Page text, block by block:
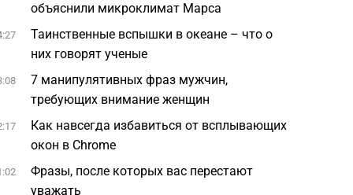
объяснили микроклимат Марса
Таинственные вспышки в океане – что о
них говорят ученые
7 манипулятивных фраз мужчин,
требующих внимание женщин
Как навсегда избавиться от всплывающих
окон в Chrome
Фразы, после которых вас перестают
уважать